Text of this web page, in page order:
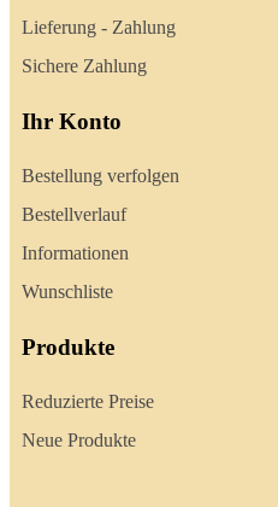
Lieferung - Zahlung
Sichere Zahlung
Ihr Konto
Bestellung verfolgen
Bestellverlauf
Informationen
Wunschliste
Produkte
Reduzierte Preise
Neue Produkte